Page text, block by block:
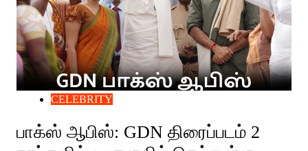
CELEBRITY
பாக்ஸ் ஆபிஸ்: GDN திரைப்படம் 2